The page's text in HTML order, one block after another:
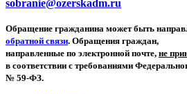
sobranie@ozerskadm.ru
Обращение гражданина может быть
обратной связи. Обращения граждан,
направленные по электронной почте, не
в соответствии с требованиями
№ 59-ФЗ.